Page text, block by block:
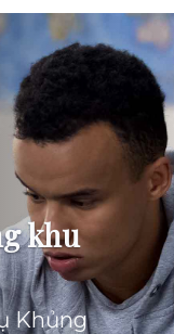
khu
Khủng